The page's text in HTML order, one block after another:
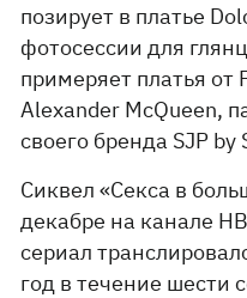
позирует в платье
фотосессии для
примеряет платья от
Alexander McQueen,
своего бренда SJP
Сиквел «Секса в
декабре на канале
сериал
год в течение шести